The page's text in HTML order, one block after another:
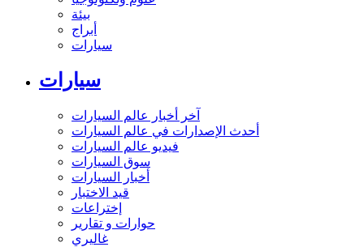
بيئة
أبراج
سيارات
سيارات
آخر أخبار عالم السيارات
أحدث الإصدارات في عالم السيارات
فيديو عالم السيارات
سوق السيارات
أخبار السيارات
قيد الاختبار
إختراعات
حوارات و تقارير
غاليري